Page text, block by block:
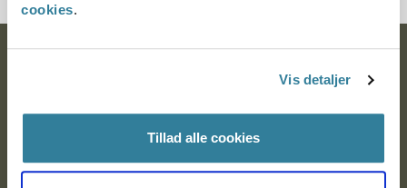
cookies.
Vis detaljer
Tillad alle cookies
9000 Aalborg